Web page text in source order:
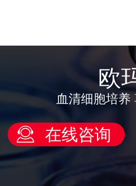
欧
血清细胞培养
在线咨询